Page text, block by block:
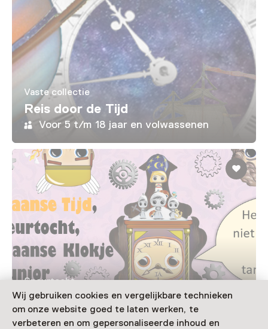
Wij gebruiken cookies en vergelijkbare technieken
om onze website goed te laten werken, te
verbeteren en om gepersonaliseerde inhoud en
Vaste collectie
Reis door de Tijd
Voor 5 t/m 18 jaar en volwassenen
Speurtocht
Help het Zaanse klokje
Voor 5 t/m 12 jaar